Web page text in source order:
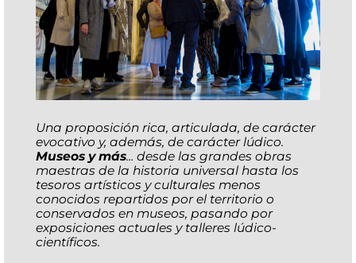
Una proposición rica, articulada, de carácter
evocativo y, además, de carácter lúdico.
Museos y más... desde las grandes obras
maestras de la historia universal hasta los
tesoros artísticos y culturales menos
conocidos repartidos por el territorio o
conservados en museos, pasando por
exposiciones actuales y talleres lúdico-
científicos.